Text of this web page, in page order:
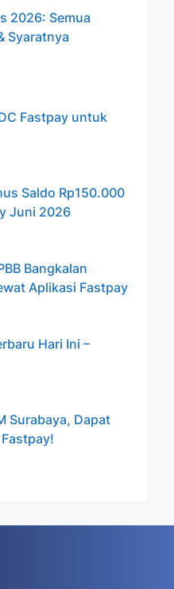
2026: Semua
Syaratnya
Fastpay untuk
Saldo Rp150.000
Juni 2026
Bangkalan
Aplikasi Fastpay
Hari Ini –
Surabaya, Dapat